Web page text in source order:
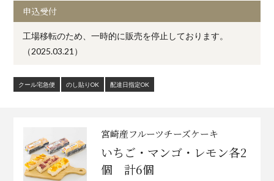
申込受付
工場移転のため、一時的に販売を停止しております。
（2025.03.21）
クール宅急便 のし貼りOK 配達日指定OK
宮崎産フルーツチーズケーキ
いちご・マンゴ・レモン各2
個 計6個